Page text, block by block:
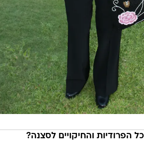
הפרודיות והחיקויים לסצנה?